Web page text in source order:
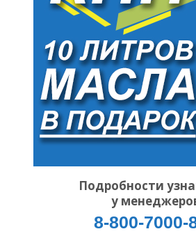
Подробности
у
8-800-7000-